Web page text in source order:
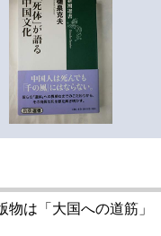
は「大国への道筋」